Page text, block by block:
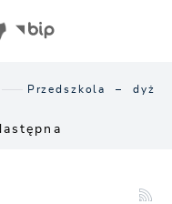
Przedszkola –